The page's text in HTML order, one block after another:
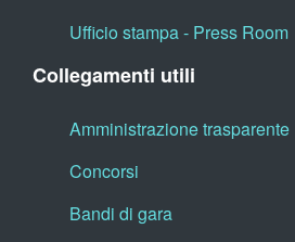
Ufficio stampa - Press Room
Collegamenti utili
Amministrazione trasparente
Concorsi
Bandi di gara